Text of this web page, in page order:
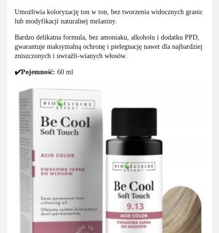
Umożliwia koloryzację ton w ton, bez tworzenia widocznych granic
lub modyfikacji naturalnej melaniny.
Bardzo delikatna formula, bez amoniaku, alkoholu i dodatku PPD,
gwarantuje maksymalną ochronę i pielegnację nawet dla najbardziej
zniszczonych i uwrażli-wianych włosów.
✔️Pojemność: 60 ml